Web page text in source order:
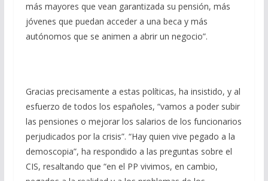
más mayores que vean garantizada su pensión, más
jóvenes que puedan acceder a una beca y más
autónomos que se animen a abrir un negocio”.
Gracias precisamente a estas políticas, ha insistido, y al
esfuerzo de todos los españoles, “vamos a poder subir
las pensiones o mejorar los salarios de los funcionarios
perjudicados por la crisis”. “Hay quien vive pegado a la
demoscopia”, ha respondido a las preguntas sobre el
CIS, resaltando que “en el PP vivimos, en cambio,